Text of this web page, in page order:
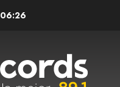
06:26